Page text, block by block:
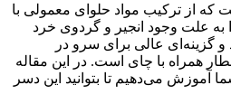
ترکیب مواد حلوای معمولی با
وجود انجیر و گردوی خرد
عالی برای سرو در
با چای است. در این مقاله
می‌دهیم تا بتوانید این دسر